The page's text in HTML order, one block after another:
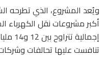
ويُعد المشروع، الذي تطرحه
أكبر مشروعات نقل الكهرباء
تنافست عليها تحالفات